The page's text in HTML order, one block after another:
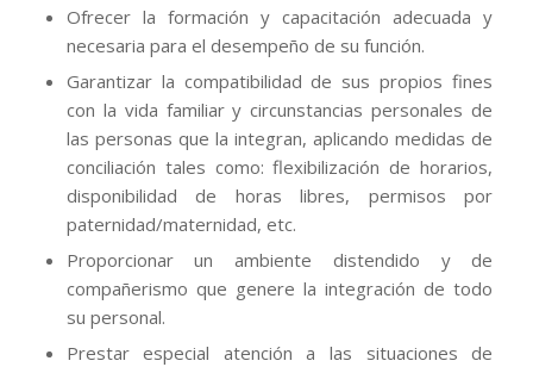
Ofrecer la formación y capacitación adecuada y
necesaria para el desempeño de su función.
Garantizar la compatibilidad de sus propios fines
con la vida familiar y circunstancias personales de
las personas que la integran, aplicando medidas de
conciliación tales como: flexibilización de horarios,
disponibilidad de horas libres, permisos por
paternidad/maternidad, etc.
Proporcionar un ambiente distendido y de
compañerismo que genere la integración de todo
su personal.
Prestar especial atención a las situaciones de